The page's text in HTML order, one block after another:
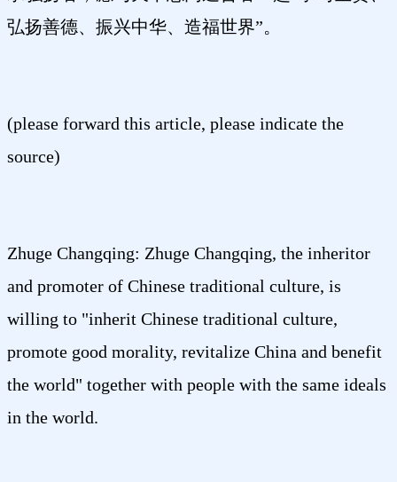
弘扬善德、振兴中华、造福世界”。
(please forward this article, please indicate the
source)
Zhuge Changqing: Zhuge Changqing, the inheritor
and promoter of Chinese traditional culture, is
willing to "inherit Chinese traditional culture,
promote good morality, revitalize China and benefit
the world" together with people with the same ideals
in the world.